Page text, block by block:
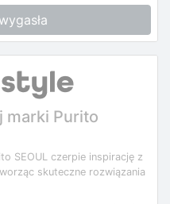
marki Purito
SEOUL czerpie inspirację z
skuteczne rozwiązania